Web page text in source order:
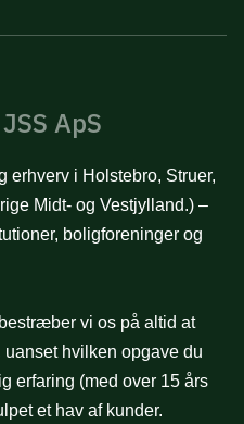
ApS
erhverv i Holstebro, Struer,
Midt- og Vestjylland.) –
boligforeninger og
vi os på altid at
hvilken opgave du
erfaring (med over 15 års
et hav af kunder.